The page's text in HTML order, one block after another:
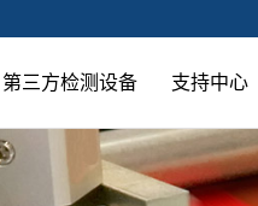
第三方检测设备 支持中心